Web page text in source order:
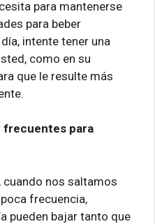
para mantenerse
para beber
intente tener una
como en su
que le resulte más
frecuentes para
cuando nos saltamos
frecuencia,
pueden bajar tanto que